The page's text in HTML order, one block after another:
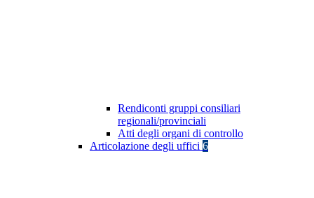
Rendiconti gruppi consiliari
regionali/provinciali
Atti degli organi di controllo
Articolazione degli uffici 6